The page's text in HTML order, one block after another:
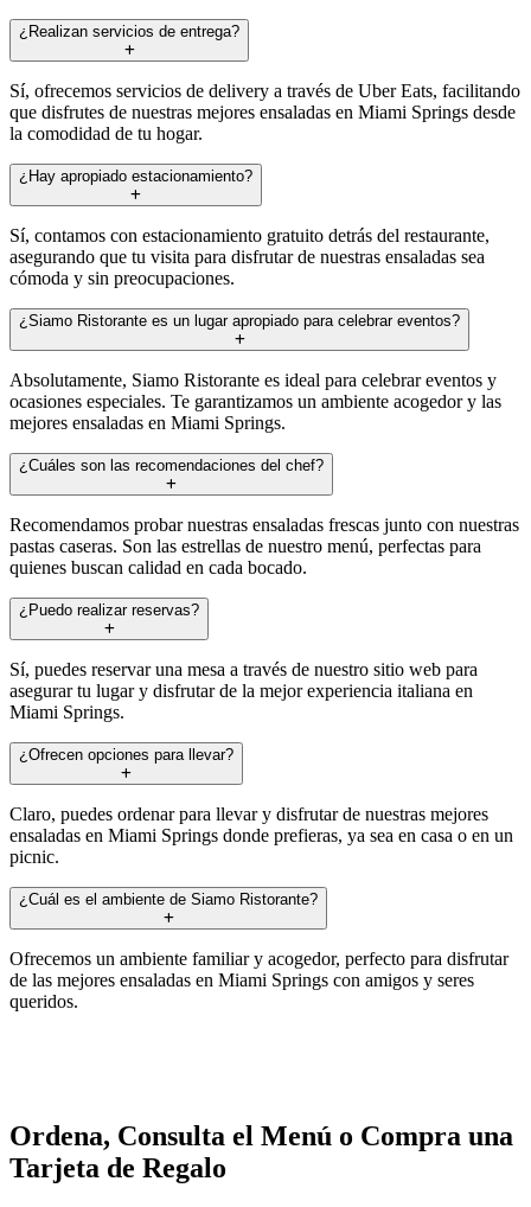
¿Realizan servicios de entrega?
Sí, ofrecemos servicios de delivery a través de Uber Eats, facilitando
que disfrutes de nuestras mejores ensaladas en Miami Springs desde
la comodidad de tu hogar.
¿Hay apropiado estacionamiento?
Sí, contamos con estacionamiento gratuito detrás del restaurante,
asegurando que tu visita para disfrutar de nuestras ensaladas sea
cómoda y sin preocupaciones.
¿Siamo Ristorante es un lugar apropiado para celebrar eventos?
Absolutamente, Siamo Ristorante es ideal para celebrar eventos y
ocasiones especiales. Te garantizamos un ambiente acogedor y las
mejores ensaladas en Miami Springs.
¿Cuáles son las recomendaciones del chef?
Recomendamos probar nuestras ensaladas frescas junto con nuestras
pastas caseras. Son las estrellas de nuestro menú, perfectas para
quienes buscan calidad en cada bocado.
¿Puedo realizar reservas?
Sí, puedes reservar una mesa a través de nuestro sitio web para
asegurar tu lugar y disfrutar de la mejor experiencia italiana en
Miami Springs.
¿Ofrecen opciones para llevar?
Claro, puedes ordenar para llevar y disfrutar de nuestras mejores
ensaladas en Miami Springs donde prefieras, ya sea en casa o en un
picnic.
¿Cuál es el ambiente de Siamo Ristorante?
Ofrecemos un ambiente familiar y acogedor, perfecto para disfrutar
de las mejores ensaladas en Miami Springs con amigos y seres
queridos.
Ordena, Consulta el Menú o Compra una
Tarjeta de Regalo